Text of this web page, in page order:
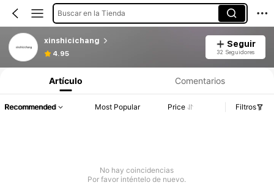
Buscar en la Tienda
xinshicichang
4.95
Seguir
32 Seguidores
Artículo Comentarios
Recommended Most Popular Price Filtros
No hay coincidencias
Por favor inténtelo de nuevo.